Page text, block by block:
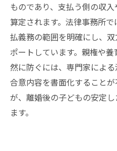
ものであり、支払う側の収
算定されます。法律事務所
払義務の範囲を明確にし、
ポートしています。親権や
然に防ぐには、専門家による
合意内容を書面化すること
が、離婚後の子どもの安定
ます。